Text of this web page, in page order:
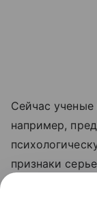
Сейчас
например,
признаки